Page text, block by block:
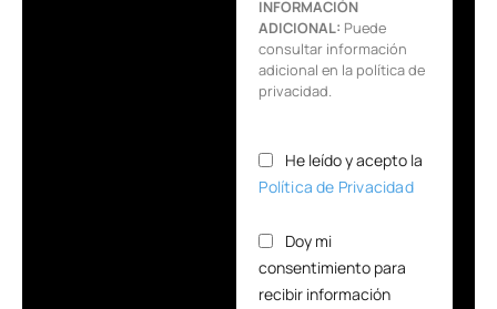
INFORMACIÓN
ADICIONAL: Puede
consultar información
adicional en la política de
privacidad.
He leído y acepto la
Política de Privacidad
Doy mi
consentimiento para
recibir información